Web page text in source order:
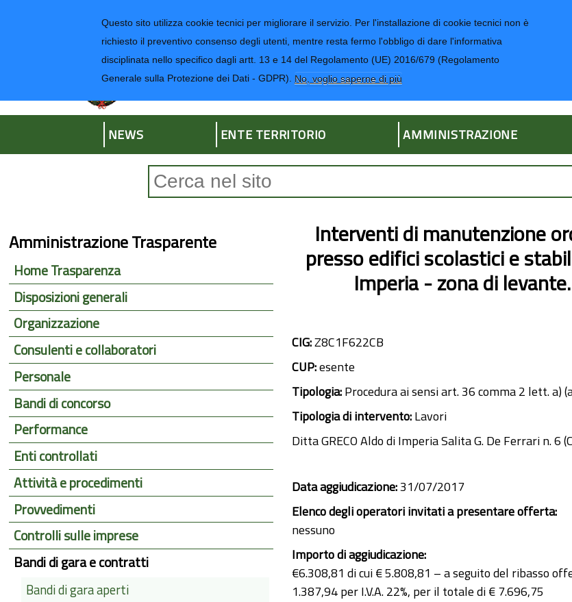
Questo sito utilizza cookie tecnici per migliorare il servizio. Per l'installazione di cookie tecnici non è
richiesto il preventivo consenso degli utenti, mentre resta fermo l'obbligo di dare l'informativa
disciplinata nello specifico dagli artt. 13 e 14 del Regolamento (UE) 2016/679 (Regolamento
Generale sulla Protezione dei Dati - GDPR). No, voglio saperne di più
Regione Liguria
Provincia di Imperia
NEWS ENTE TERRITORIO AMMINISTRAZIONE
Interventi di manutenzione
presso edifici scolastici e
Imperia - zona di
CIG:Z8C1F622CB
CUP:esente
Tipologia:Procedura ai sensi art. 36 comma 2 lett.
Tipologia di intervento:Lavori
Ditta GRECO Aldo di Imperia Salita G. De Ferrari n. 6
Data aggiudicazione:31/07/2017
Elenco degli operatori invitati a presentare offerta:
nessuno
Importo di aggiudicazione:
€6.308,81 di cui € 5.808,81 – a seguito del ribasso
1.387,94 per I.V.A. 22%, per il totale di € 7.696,75
Amministrazione Trasparente
Home Trasparenza
Disposizioni generali
Organizzazione
Consulenti e collaboratori
Personale
Bandi di concorso
Performance
Enti controllati
Attività e procedimenti
Provvedimenti
Controlli sulle imprese
Bandi di gara e contratti
Bandi di gara aperti